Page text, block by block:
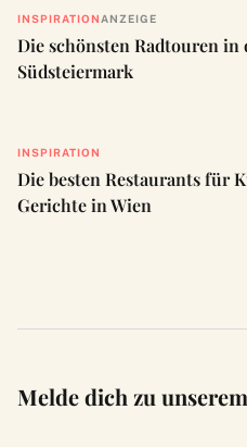
INSPIRATION ANZEIGE
Die schönsten Radtouren in
Südsteiermark
INSPIRATION
Die besten Restaurants für
Gerichte in Wien
Melde dich zu